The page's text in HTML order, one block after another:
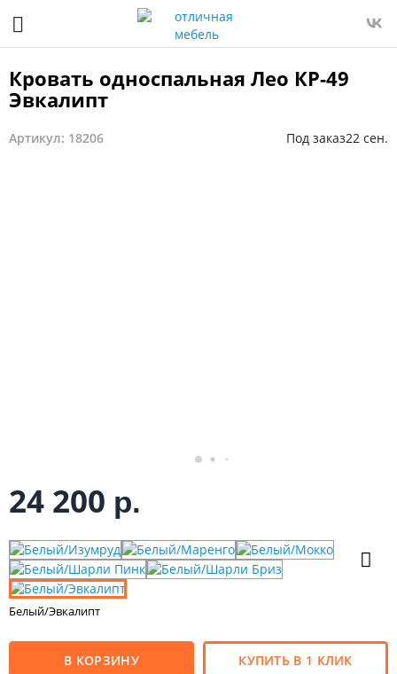
Кровать односпальная Лео КР-49
Эвкалипт
Артикул: 18206 Под заказ22 сен.
24 200 р.
Белый/Эвкалипт
В КОРЗИНУ КУПИТЬ В 1 КЛИК